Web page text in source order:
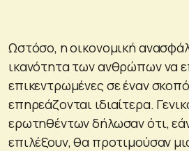
Ωστόσο, η οικονομική
ικανότητα των ανθρώπων να
επικεντρωμένες σε έναν
επηρεάζονται ιδιαίτερα.
ερωτηθέντων δήλωσαν ότι,
επιλέξουν, θα προτιμούσαν